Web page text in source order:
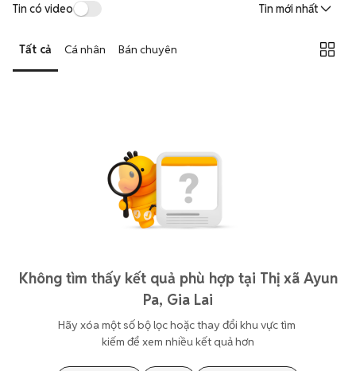
Tin có video Tin mới nhất
Tất cả Cá nhân Bán chuyên
Không tìm thấy kết quả phù hợp tại Thị xã Ayun
Pa, Gia Lai
Hãy xóa một số bộ lọc hoặc thay đổi khu vực tìm
kiếm để xem nhiều kết quả hơn